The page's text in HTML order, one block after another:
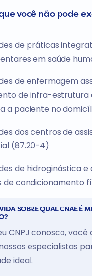
você não pode
de práticas
em saúde
de enfermagem
de infra-estrutura
a paciente no
dos centros de
(87.20-4)
de hidroginástica e
de condicionamento
SOBRE QUAL CNAE É
CNPJ conosco,
especialistas
ideal.